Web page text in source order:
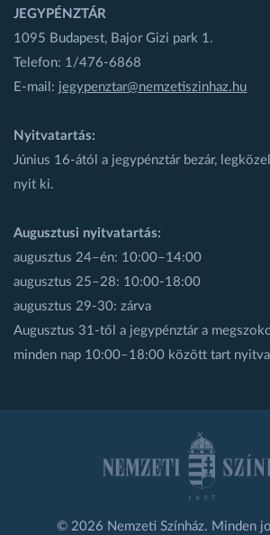
JEGYPÉNZTÁR
1095 Budapest, Bajor Gizi park 1.
Telefon: 1/476-6868
E-mail: jegypenztar@nemzetiszinhaz.hu
Nyitvatartás:
Június 16-ától a jegypénztár bezár,
nyit ki.
Augusztusi nyitvatartás:
augusztus 24–én: 10:00–14:00
augusztus 25–28: 10:00-18:00
augusztus 29-30: zárva
Augusztus 31-től a jegypénztár a
minden nap 10:00–18:00 között tart
© 2026 Nemzeti Színház. Minden